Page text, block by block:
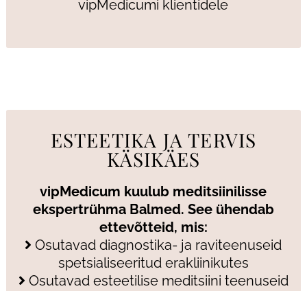
vipMedicumi klientidele
ESTEETIKA JA TERVIS
KÄSIKÄES
vipMedicum kuulub meditsiinilisse
ekspertrühma Balmed. See ühendab
ettevõtteid, mis:
Osutavad diagnostika- ja raviteenuseid
spetsialiseeritud erakliinikutes
Osutavad esteetilise meditsiini teenuseid